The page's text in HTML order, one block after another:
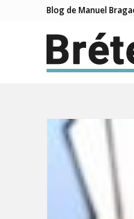
Blog de Manuel